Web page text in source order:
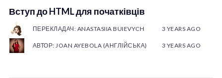
Вступ до HTML для початківців
ПЕРЕКЛАДАЧ: ANASTASIIA BUIEVYCH 3 YEARS AGO
АВТОР: JOAN AYEBOLA (АНГЛІЙСЬКА) 3 YEARS AGO